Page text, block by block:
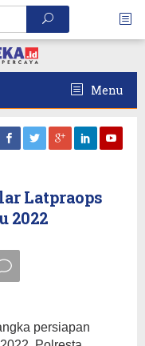
Menu
Latpraops
2022
persiapan